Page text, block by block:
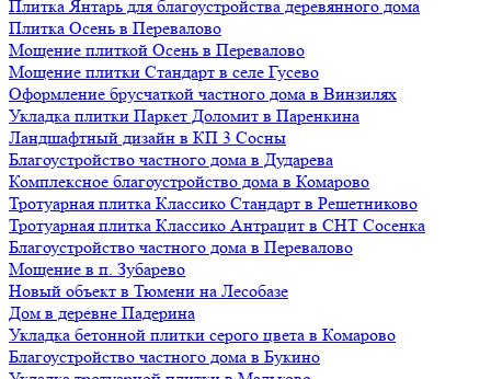
Плитка Янтарь для благоустройства деревянного дома
Плитка Осень в Перевалово
Мощение плиткой Осень в Перевалово
Мощение плитки Стандарт в селе Гусево
Оформление брусчаткой частного дома в Винзилях
Укладка плитки Паркет Доломит в Паренкина
Ландшафтный дизайн в КП 3 Сосны
Благоустройство частного дома в Дударева
Комплексное благоустройство дома в Комарово
Тротуарная плитка Классико Стандарт в Решетниково
Тротуарная плитка Классико Антрацит в СНТ Сосенка
Благоустройство частного дома в Перевалово
Мощение в п. Зубарево
Новый объект в Тюмени на Лесобазе
Дом в деревне Падерина
Укладка бетонной плитки серого цвета в Комарово
Благоустройство частного дома в Букино